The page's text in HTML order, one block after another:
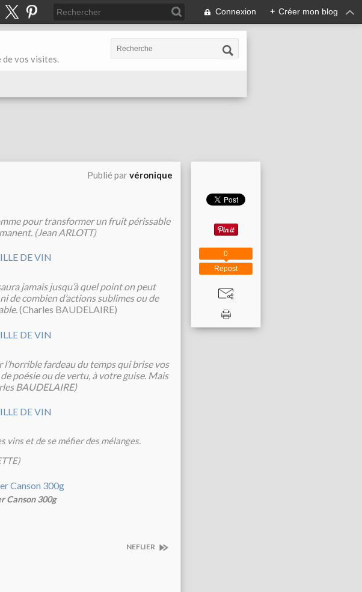
Connexion + Créer mon blog
de vos visites.
Publié parvéronique
pour transformer un fruit périssable
(Jean ARLOTT)
jamais jusqu’à quel point on peut
de combien d’actions sublimes ou de
(Charles BAUDELAIRE)
fardeau du temps qui brise vos
poésie ou de vertu, à votre guise. Mais
BAUDELAIRE)
vins et de se méfier des mélanges.
Canson 300g
NEFLIER
Repost
0